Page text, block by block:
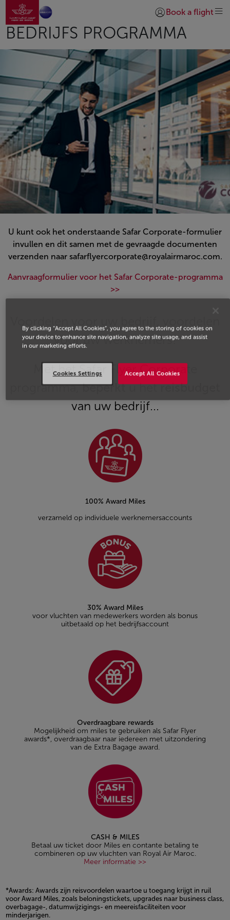
Overslaan en naar hoofdinhoud gaan
Naar thuispaginaInloggen | Lid
Book a flight
BEDRIJFS PROGRAMMA
U kunt ook het onderstaande Safar Corporate-formulier
invullen en dit samen met de gevraagde documenten
verzenden naar safarflyercorporate@royalairmaroc.com.
Aanvraagformulier voor het Safar Corporate-programma
>>
Open in a new window
voor uw werknemers!
Met het Safar Flyer Corporate
programma,beperktu hetreisbudget
van uw bedrijf...
100% Award Miles
verzameld op individuele werknemersaccounts
30% Award Miles
voor vluchten van medewerkers worden als bonus
uitbetaald op het bedrijfsaccount
Overdraagbare rewards
Mogelijkheid om miles te gebruiken als Safar Flyer
awards*, overdraagbaar naar iedereen met uitzondering
van de Extra Bagage award.
CASH & MILES
Betaal uw ticket door Miles en contante betaling te
combineren op uw vluchten van Royal Air Maroc.
Meer informatie >>
*Awards: Awards zijn reisvoordelen waartoe u toegang krijgt in ruil
voor Award Miles, zoals beloningstickets, upgrades naar business class,
overbagage-, datumwijzigings- en meereisfaciliteiten voor
minderjarigen.
By clicking “Accept All Cookies”, you agree to the storing of cookies on
your device to enhance site navigation, analyze site usage, and assist
in our marketing efforts.
Accept All Cookies
Cookies Settings